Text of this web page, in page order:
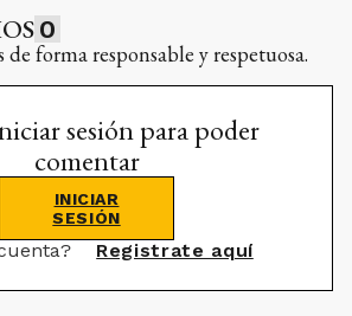
0
forma responsable y respetuosa.
sesión para poder
comentar
INICIAR
SESIÓN
Registrate aquí